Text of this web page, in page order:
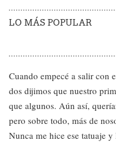
LO MÁS POPULAR
Cuando empecé a salir con
dos dijimos que nuestro
que algunos. Aún así,
pero sobre todo, más de
Nunca me hice ese tatuaje